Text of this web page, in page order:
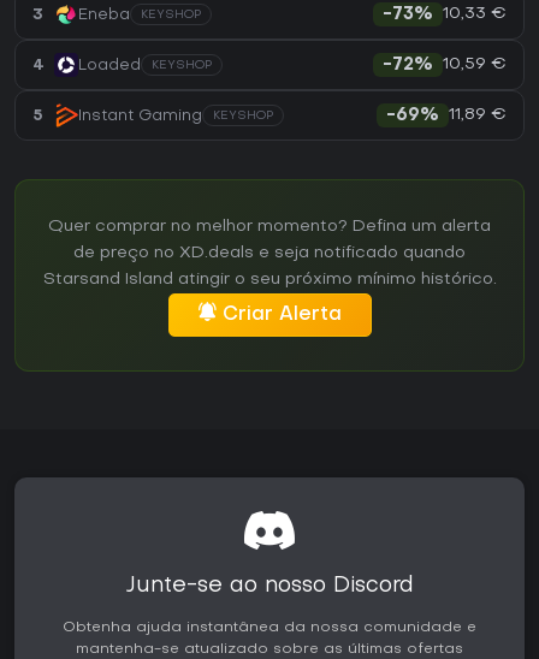
3 Eneba KEYSHOP -73% 10,33 €
4 Loaded KEYSHOP -72% 10,59 €
5 Instant Gaming KEYSHOP -69% 11,89 €
Quer comprar no melhor momento? Defina um alerta
de preço no XD.deals e seja notificado quando
Starsand Island atingir o seu próximo mínimo histórico.
Criar Alerta
Junte-se ao nosso Discord
Obtenha ajuda instantânea da nossa comunidade e
mantenha-se atualizado sobre as últimas ofertas